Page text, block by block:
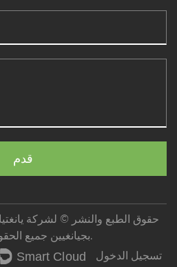
حقوق الطبع والنشر © لشركة
بجيانغيين جميع الحقوق محفوظة.
تسجيل الدخول